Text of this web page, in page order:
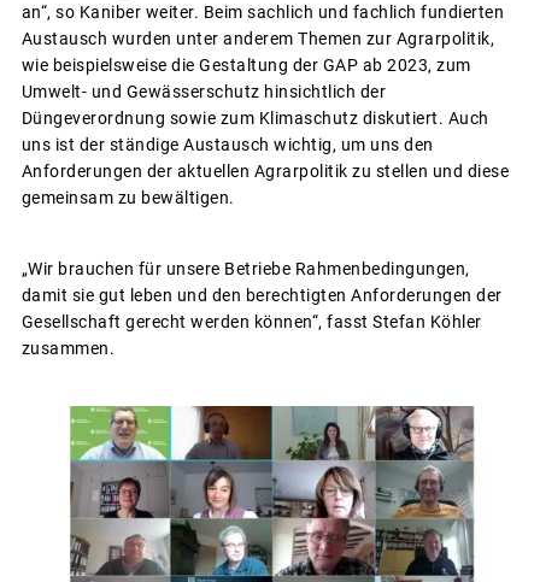
an“, so Kaniber weiter. Beim sachlich und fachlich fundierten
Austausch wurden unter anderem Themen zur Agrarpolitik,
wie beispielsweise die Gestaltung der GAP ab 2023, zum
Umwelt- und Gewässerschutz hinsichtlich der
Düngeverordnung sowie zum Klimaschutz diskutiert. Auch
uns ist der ständige Austausch wichtig, um uns den
Anforderungen der aktuellen Agrarpolitik zu stellen und diese
gemeinsam zu bewältigen.
„Wir brauchen für unsere Betriebe Rahmenbedingungen,
damit sie gut leben und den berechtigten Anforderungen der
Gesellschaft gerecht werden können“, fasst Stefan Köhler
zusammen.